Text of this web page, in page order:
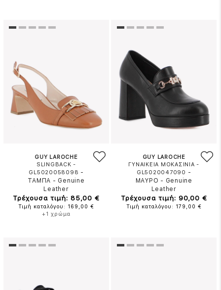
GUY LAROCHE
SLINGBACK -
GL5020058098 -
ΤΑΜΠΑ - Genuine
Leather
Τρέχουσα τιμή: 85,00 €
Τιμή καταλόγου: 169,00 €
+1 χρώμα
GUY LAROCHE
ΓΥΝΑΙΚΕΙΑ ΜΟΚΑΣΙΝΙΑ -
GL5020047090 -
ΜΑΥΡΟ - Genuine
Leather
Τρέχουσα τιμή: 90,00 €
Τιμή καταλόγου: 179,00 €